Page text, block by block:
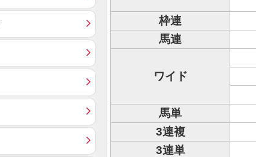
枠連
馬連
ワイド
馬単
3連複
3連単